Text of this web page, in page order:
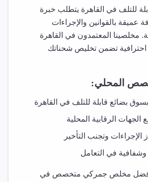
للتلف في القاهرة يتطلب خبرة
بالقوانين والإجراءات
مخلصينا المعتمدون في القاهرة
تضمن تخليص شحناتك
المحلي:
بضائع قابلة للتلف في القاهرة
الجهات الرقابية المحلية
وتجنب التأخير
وشفافية في التعامل
أفضل مخلص جمركي متخصص في